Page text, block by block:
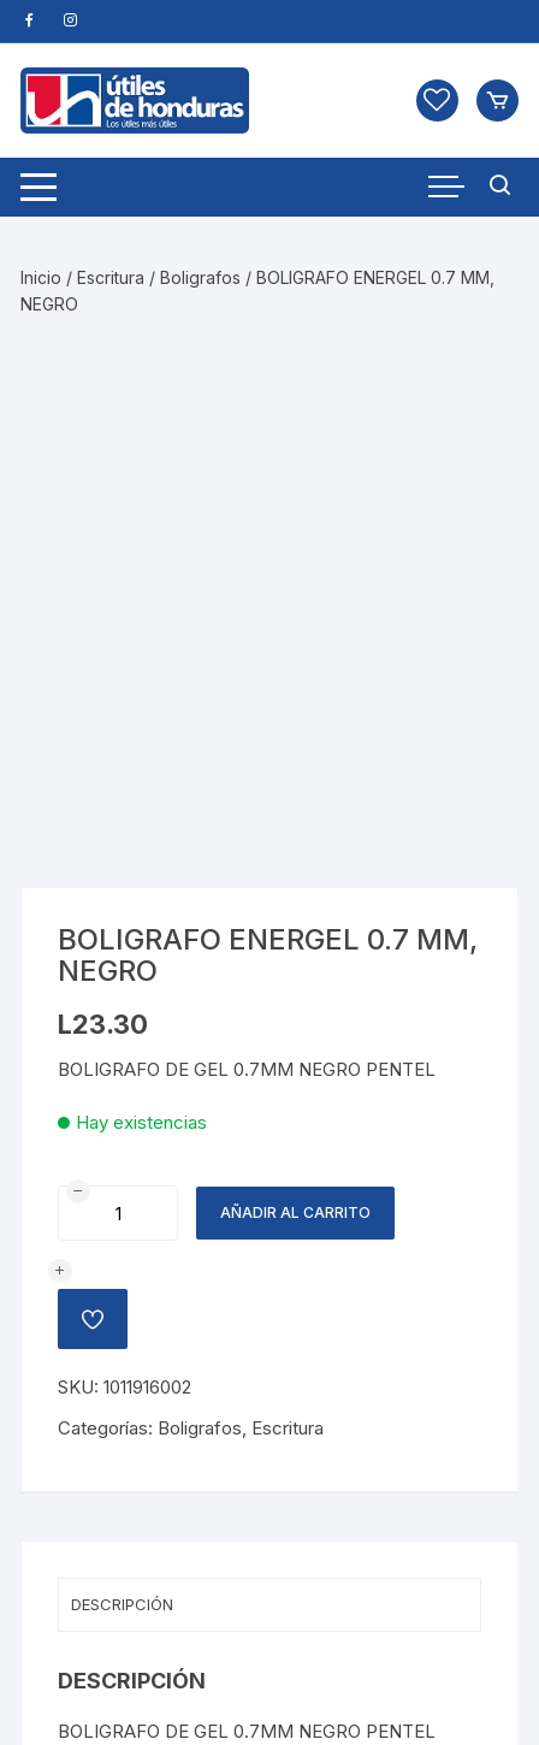
Skip
to
content
Inicio /Escritura /Boligrafos / BOLIGRAFO ENERGEL 0.7 MM,
NEGRO
BOLIGRAFO ENERGEL 0.7 MM,
NEGRO
L23.30
BOLIGRAFO DE GEL 0.7MM NEGRO PENTEL
Hay existencias
BOLIGRAFO
ENERGEL
MM,
NEGRO
cantidad
AÑADIR AL CARRITO
AÑADIR
A
LISTA
DE
DESEOS
SKU:1011916002
Categorías: Boligrafos, Escritura
DESCRIPCIÓN
DESCRIPCIÓN
BOLIGRAFO DE GEL 0.7MM NEGRO PENTEL